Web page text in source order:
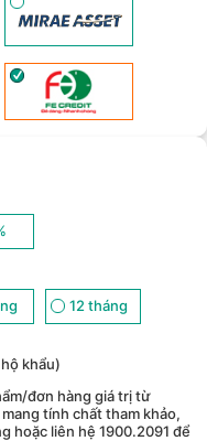
12 tháng
khẩu)
đơn hàng giá trị từ
tính chất tham khảo,
hoặc liên hệ 1900.2091 để